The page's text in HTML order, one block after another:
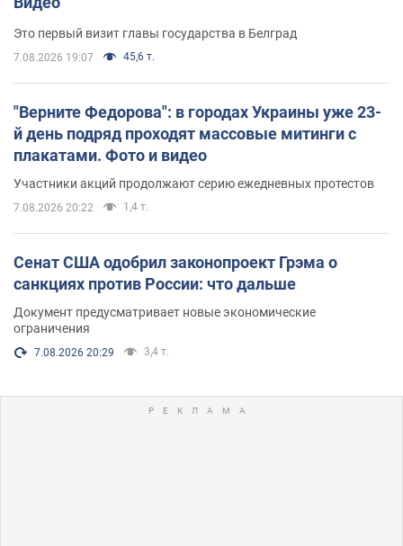
Это первый визит главы государства в Белград
7.08.2026 19:07 45,6 т.
"Верните Федорова": в городах Украины уже 23-
й день подряд проходят массовые митинги с
плакатами. Фото и видео
Участники акций продолжают серию ежедневных протестов
7.08.2026 20:22 1,4 т.
Сенат США одобрил законопроект Грэма о
санкциях против России: что дальше
Документ предусматривает новые экономические
ограничения
7.08.2026 20:29 3,4 т.